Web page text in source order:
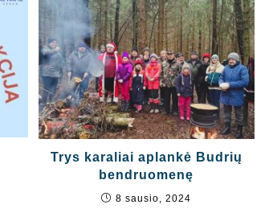
Trys karaliai aplankė Budrių
bendruomenę
8 sausio, 2024